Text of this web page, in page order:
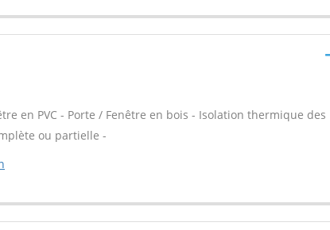
en PVC - Porte / Fenêtre en bois - Isolation thermique des
ou partielle -